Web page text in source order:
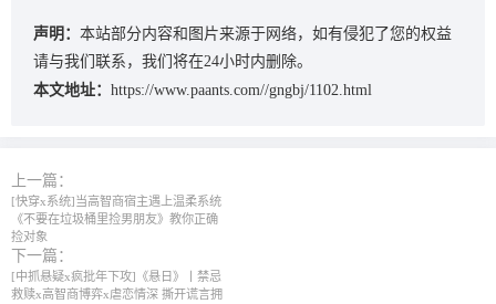
声明： 本站部分内容和图片来源于网络，如有侵犯了您的权益
请与我们联系，我们将在24小时内删除。
本文地址： https://www.paants.com//gngbj/1102.html
上一篇：
[快穿x系统]当高智商宿主遇上温柔系统
《不要在垃圾桶里捡男朋友》教你正确
捡对象
下一篇：
[中抓悬疑x疯批年下攻]《悬日》丨禁忌
救赎x高智商博弈x虐恋情深 撕开谎言拥